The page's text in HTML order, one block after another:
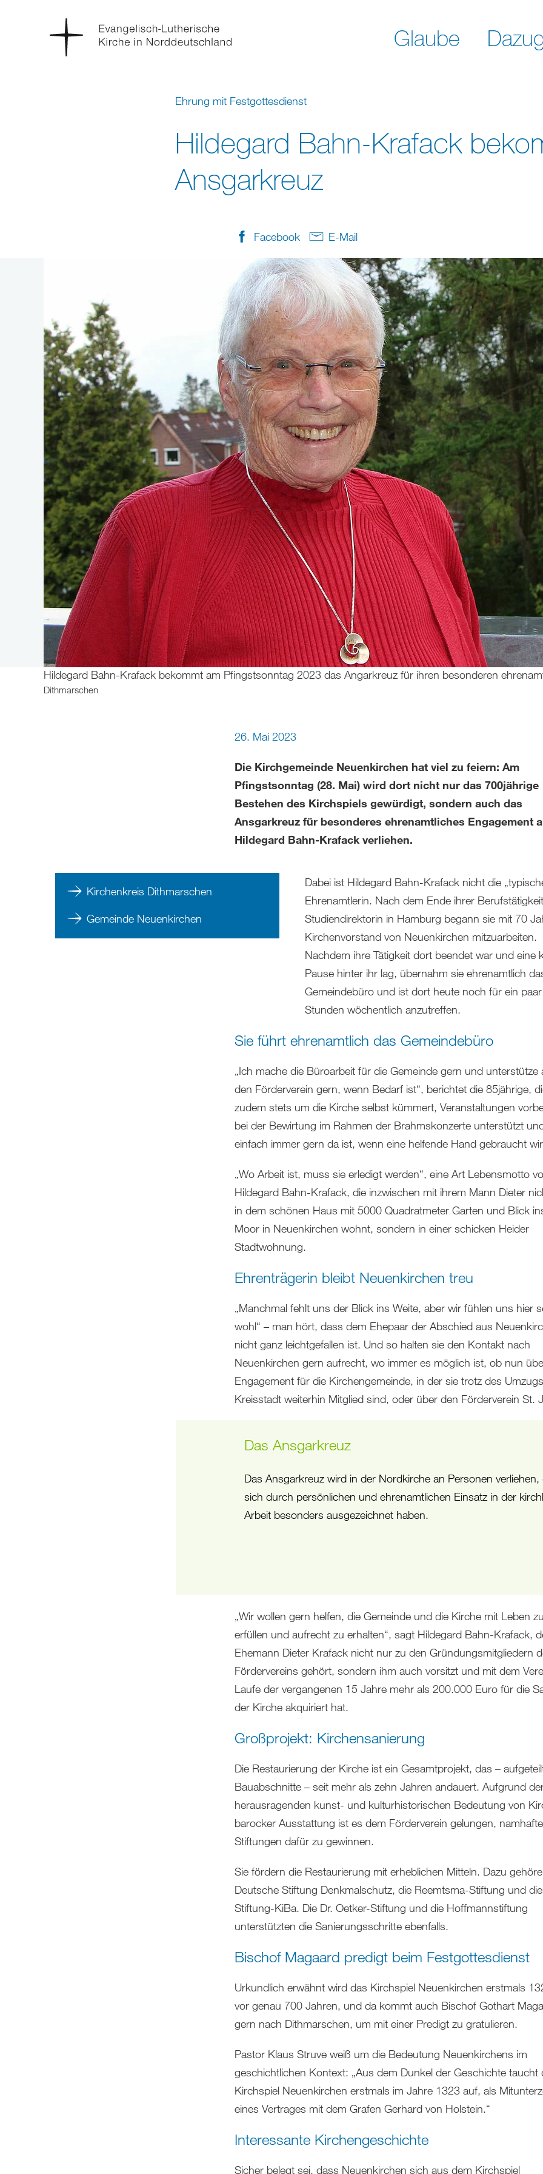
Glaube
Ehrung mit Festgottesdienst
Hildegard Bahn-Krafack
Ansgarkreuz
Facebook E-Mail
Hildegard Bahn-Krafack bekommt am Pfingstsonntag 2023 das Angarkreuz für ihren besonderen
Dithmarschen
26. Mai 2023
Die Kirchgemeinde Neuenkirchen hat viel zu feiern: Am
Pfingstsonntag (28. Mai) wird dort nicht nur das 700jährige
Bestehen des Kirchspiels gewürdigt, sondern auch das
Ansgarkreuz für besonderes ehrenamtliches Engagement
Hildegard Bahn-Krafack verliehen.
Kirchenkreis Dithmarschen
Gemeinde Neuenkirchen
Dabei ist Hildegard Bahn-Krafack nicht die
Ehrenamtlerin. Nach dem Ende ihrer
Studiendirektorin in Hamburg begann sie mit 70
Kirchenvorstand von Neuenkirchen mitzuarbeiten.
Nachdem ihre Tätigkeit dort beendet war und eine
Pause hinter ihr lag, übernahm sie ehrenamtlich
Gemeindebüro und ist dort heute noch für ein paar
Stunden wöchentlich anzutreffen.
Sie führt ehrenamtlich das Gemeindebüro
„Ich mache die Büroarbeit für die Gemeinde gern und unterstütze
den Förderverein gern, wenn Bedarf ist“, berichtet die 85jährige,
zudem stets um die Kirche selbst kümmert, Veranstaltungen
bei der Bewirtung im Rahmen der Brahmskonzerte unterstützt
einfach immer gern da ist, wenn eine helfende Hand gebraucht
„Wo Arbeit ist, muss sie erledigt werden“, eine Art Lebensmotto
Hildegard Bahn-Krafack, die inzwischen mit ihrem Mann Dieter
in dem schönen Haus mit 5000 Quadratmeter Garten und Blick
Moor in Neuenkirchen wohnt, sondern in einer schicken Heider
Stadtwohnung.
Ehrenträgerin bleibt Neuenkirchen treu
„Manchmal fehlt uns der Blick ins Weite, aber wir fühlen uns hier
wohl“ – man hört, dass dem Ehepaar der Abschied aus
nicht ganz leichtgefallen ist. Und so halten sie den Kontakt nach
Neuenkirchen gern aufrecht, wo immer es möglich ist, ob nun
Engagement für die Kirchengemeinde, in der sie trotz des
Kreisstadt weiterhin Mitglied sind, oder über den Förderverein St.
Das Ansgarkreuz
Das Ansgarkreuz wird in der Nordkirche an Personen verliehen,
sich durch persönlichen und ehrenamtlichen Einsatz in der
Arbeit besonders ausgezeichnet haben.
„Wir wollen gern helfen, die Gemeinde und die Kirche mit Leben zu
erfüllen und aufrecht zu erhalten“, sagt Hildegard Bahn-Krafack,
Ehemann Dieter Krafack nicht nur zu den Gründungsmitgliedern
Fördervereins gehört, sondern ihm auch vorsitzt und mit dem
Laufe der vergangenen 15 Jahre mehr als 200.000 Euro für die
der Kirche akquiriert hat.
Großprojekt: Kirchensanierung
Die Restaurierung der Kirche ist ein Gesamtprojekt, das –
Bauabschnitte – seit mehr als zehn Jahren andauert. Aufgrund
herausragenden kunst- und kulturhistorischen Bedeutung von
barocker Ausstattung ist es dem Förderverein gelungen, namhafte
Stiftungen dafür zu gewinnen.
Sie fördern die Restaurierung mit erheblichen Mitteln. Dazu
Deutsche Stiftung Denkmalschutz, die Reemtsma-Stiftung und die
Stiftung-KiBa. Die Dr. Oetker-Stiftung und die Hoffmannstiftung
unterstützten die Sanierungsschritte ebenfalls.
Bischof Magaard predigt beim Festgottesdienst
Urkundlich erwähnt wird das Kirchspiel Neuenkirchen erstmals
vor genau 700 Jahren, und da kommt auch Bischof Gothart
gern nach Dithmarschen, um mit einer Predigt zu gratulieren.
Pastor Klaus Struve weiß um die Bedeutung Neuenkirchens im
geschichtlichen Kontext: „Aus dem Dunkel der Geschichte taucht
Kirchspiel Neuenkirchen erstmals im Jahre 1323 auf, als
eines Vertrages mit dem Grafen Gerhard von Holstein.“
Interessante Kirchengeschichte
Sicher belegt sei, dass Neuenkirchen sich aus dem Kirchspiel